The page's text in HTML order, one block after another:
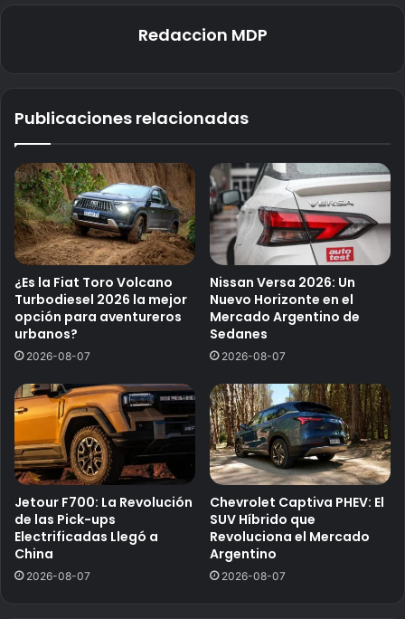
Redaccion MDP
Publicaciones relacionadas
¿Es la Fiat Toro Volcano
Turbodiesel 2026 la mejor
opción para aventureros
urbanos?
2026-08-07
Nissan Versa 2026: Un
Nuevo Horizonte en el
Mercado Argentino de
Sedanes
2026-08-07
Jetour F700: La Revolución
de las Pick-ups
Electrificadas Llegó a
China
2026-08-07
Chevrolet Captiva PHEV: El
SUV Híbrido que
Revoluciona el Mercado
Argentino
2026-08-07